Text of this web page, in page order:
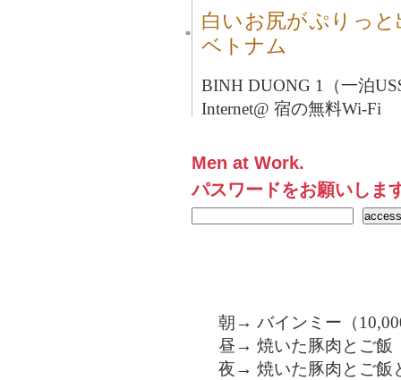
■
白いお尻がぷりっ
ベトナム
BINH DUONG 1（一泊
Internet@ 宿の無料Wi-Fi
Men at Work.
パスワードをお願いしま
朝→ バインミー（
昼→ 焼いた豚肉とご飯
夜→ 焼いた豚肉とご飯